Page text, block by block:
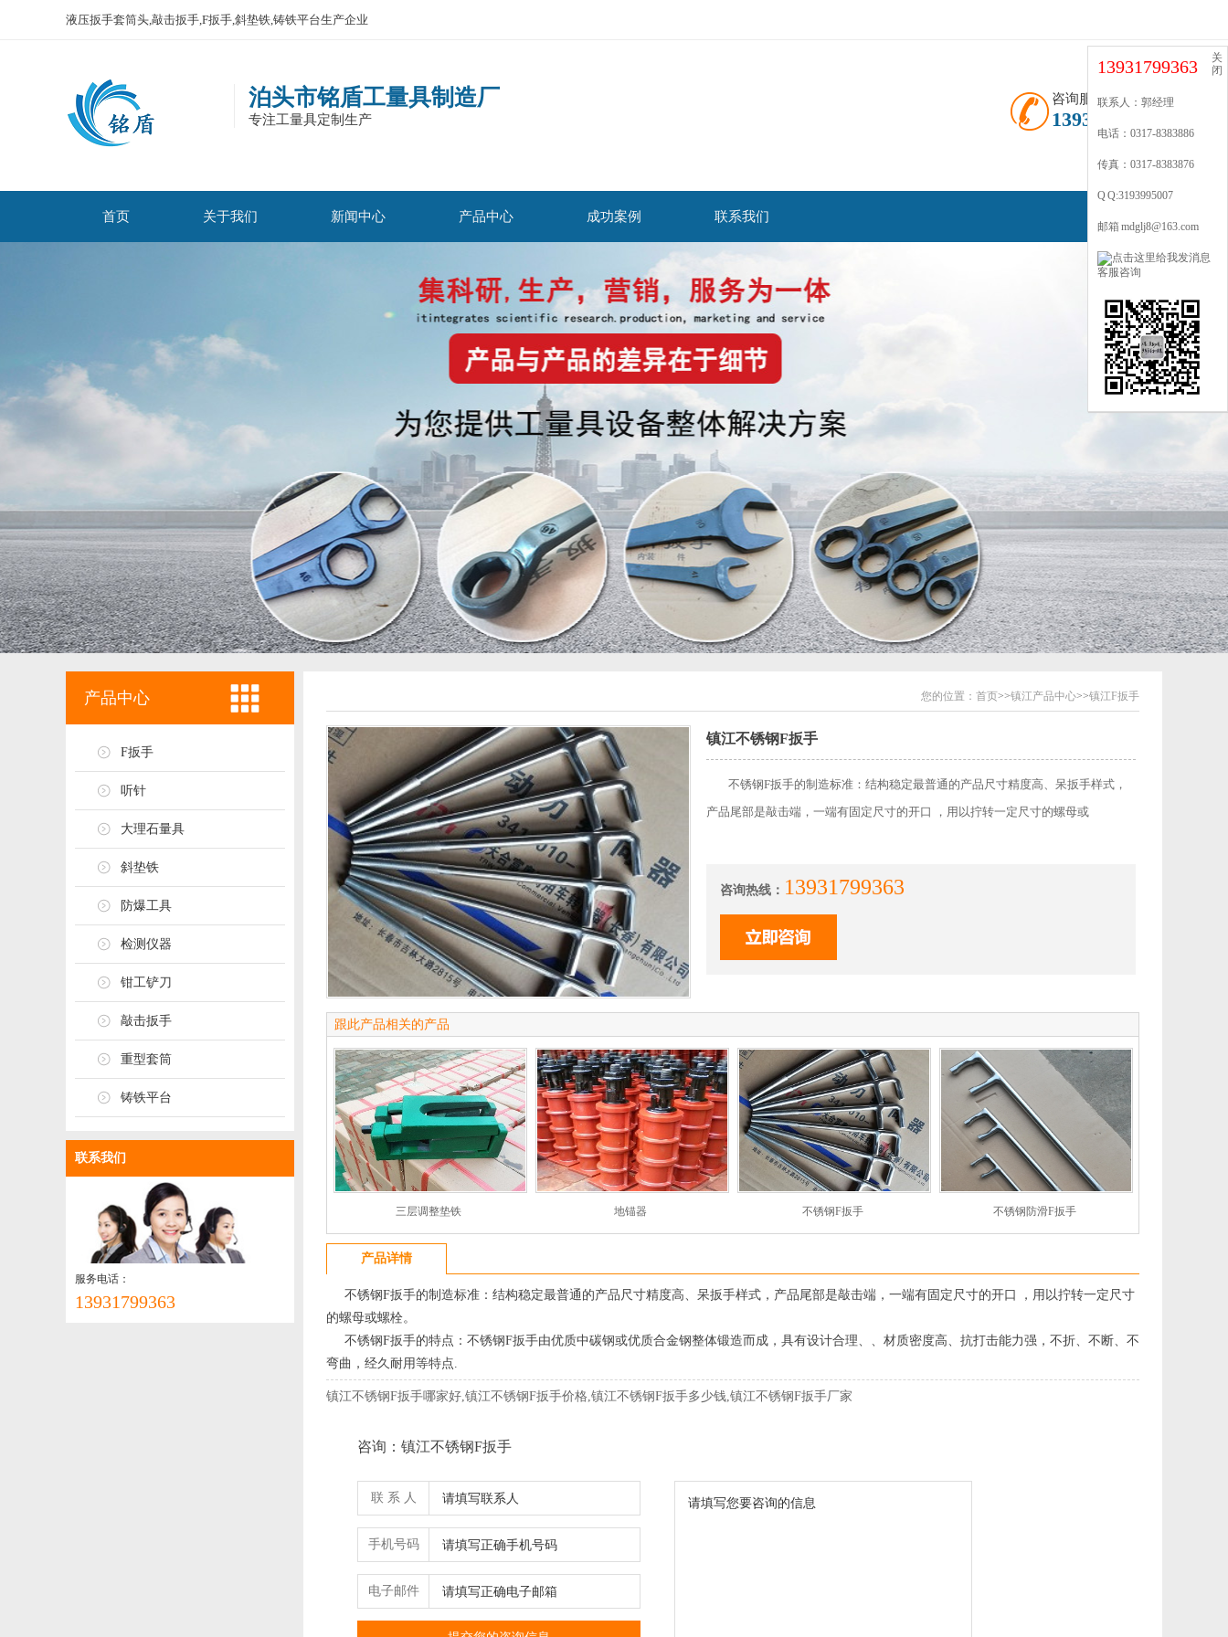
液压扳手套筒头,敲击扳手,F扳手,斜垫铁,铸铁平台生产企业
泊头市铭盾工量具制造厂
专注工量具定制生产
咨询服务热线
13931799363
首页 关于我们 新闻中心 产品中心 成功案例 联系我们
产品中心
F扳手
听针
大理石量具
斜垫铁
防爆工具
检测仪器
钳工铲刀
敲击扳手
重型套筒
铸铁平台
联系我们
服务电话：
13931799363
您的位置： 首页>>镇江产品中心>>镇江F扳手
镇江不锈钢F扳手
不锈钢F扳手的制造标准：结构稳定最普通的产品尺寸精度高、呆扳手样式，
产品尾部是敲击端，一端有固定尺寸的开口 ，用以拧转一定尺寸的螺母或
咨询热线： 13931799363
跟此产品相关的产品
三层调整垫铁 地锚器 不锈钢F扳手 不锈钢防滑F扳手
产品详情
不锈钢F扳手的制造标准：结构稳定最普通的产品尺寸精度高、呆扳手样式，产品尾部是敲击端，一端有固定尺寸的开口 ，用以拧转一定尺寸
的螺母或螺栓。
不锈钢F扳手的特点：不锈钢F扳手由优质中碳钢或优质合金钢整体锻造而成，具有设计合理、、材质密度高、抗打击能力强，不折、不断、不
弯曲，经久耐用等特点.
镇江不锈钢F扳手哪家好,镇江不锈钢F扳手价格,镇江不锈钢F扳手多少钱,镇江不锈钢F扳手厂家
咨询：镇江不锈钢F扳手
联 系 人
手机号码
电子邮件
关
闭
13931799363
联系人：郭经理
电话：0317-8383886
传真：0317-8383876
Q Q:3193995007
邮箱 mdglj8@163.com
客服咨询